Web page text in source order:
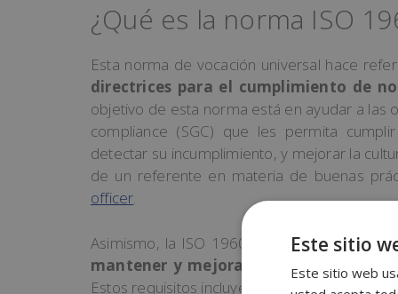
¿Qué es la norma ISO
Esta norma de vocación universal hace
directrices para el cumplimiento de
objetivo de esta norma está en ayudar a las
compliance (SGC) que les permita
detectar su incumplimiento, y mejorar la
de un referente en materia de buenas
officer.
Asimismo, la ISO 19600 establece los
mantener y mejorar un sistema de
Estos requisitos incluyen:
Este sitio
Este sitio web